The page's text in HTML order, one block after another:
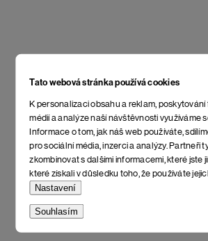
Tato webová stránka používá cookies
K personalizaci obsahu a reklam,
médií a analýze naší návštěvnosti využíváme
Informace o tom, jak náš web používáte,
pro sociální média, inzerci a analýzy. Partneři
zkombinovat s dalšími informacemi, které jste
které získali v důsledku toho, že používáte
Nastavení
Souhlasím